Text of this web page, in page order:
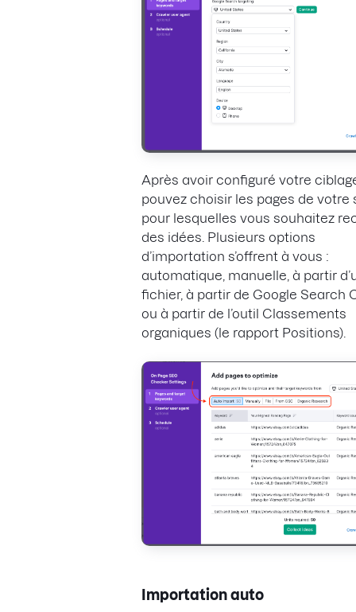
Après avoir configuré votre
pouvez choisir les pages de votre
pour lesquelles vous souhaitez
des idées. Plusieurs options
d’importation s’offrent à vous :
automatique, manuelle, à partir
fichier, à partir de Google Search
ou à partir de l’outil Classements
organiques (le rapport Positions).
Importation auto